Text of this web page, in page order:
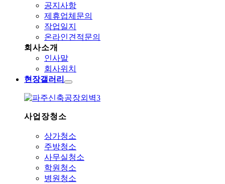
공지사항
제휴업체문의
작업일지
온라인견적문의
회사소개
인사말
회사위치
현장갤러리
사업장청소
상가청소
주방청소
사무실청소
학원청소
병원청소